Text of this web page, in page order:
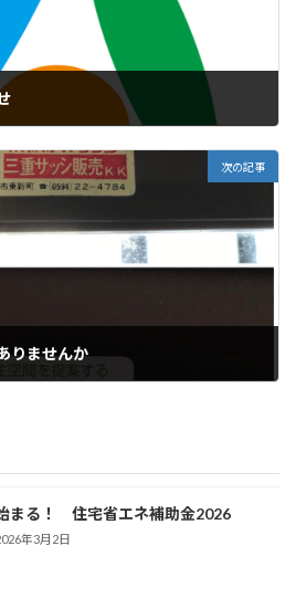
次の記事
りませんか
まる！ 住宅省エネ補助金2026
年3月2日